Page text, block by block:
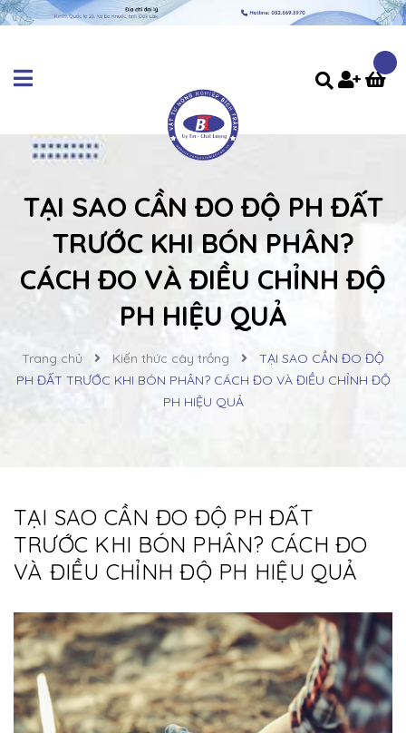
TẠI SAO CẦN ĐO ĐỘ PH ĐẤT
TRƯỚC KHI BÓN PHÂN?
CÁCH ĐO VÀ ĐIỀU CHỈNH ĐỘ
PH HIỆU QUẢ
Trang chủ Kiến thức cây trồng
TẠI SAO CẦN ĐO ĐỘ
PH ĐẤT TRƯỚC KHI BÓN PHÂN? CÁCH ĐO VÀ ĐIỀU CHỈNH ĐỘ
PH HIỆU QUẢ
TẠI SAO CẦN ĐO ĐỘ PH ĐẤT
TRƯỚC KHI BÓN PHÂN? CÁCH ĐO
VÀ ĐIỀU CHỈNH ĐỘ PH HIỆU QUẢ